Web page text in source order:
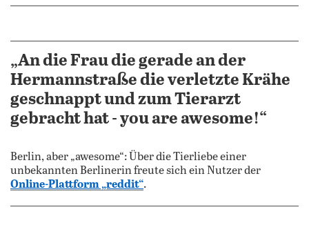
„An die Frau die gerade an der
Hermannstraße die verletzte Krähe
geschnappt und zum Tierarzt
gebracht hat - you are awesome!“
Berlin, aber „awesome“: Über die Tierliebe einer
unbekannten Berlinerin freute sich ein Nutzer der
Online-Plattform „reddit“.